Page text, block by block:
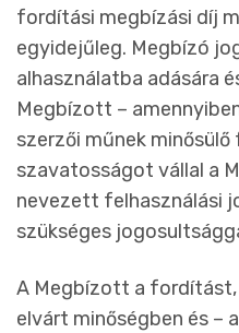
fordítási megbízási díj
egyidejűleg. Megbízó
alhasználatba adására
Megbízott –
szerzői műnek
szavatosságot vállal a
nevezett felhasználási
szükséges
A Megbízott a
elvárt minőségben és –